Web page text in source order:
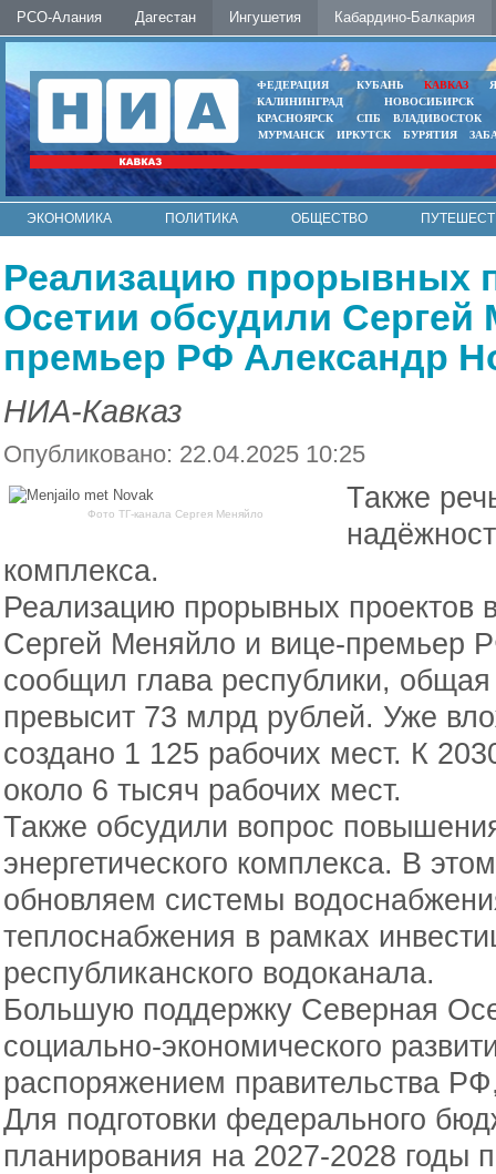
РСО-Алания Дагестан Ингушетия Кабардино-Балкария
ФЕДЕРАЦИЯ КУБАНЬ КАВКАЗ
КАЛИНИНГРАД
НОВОСИБИРСК
КРАСНОЯРСК
СПБ
ВЛАДИВОСТОК
МУРМАНСК
ИРКУТСК БУРЯТИЯ
ЭКОНОМИКА ПОЛИТИКА ОБЩЕСТВО
Реализацию прорывных
Осетии обсудили Сергей
премьер РФ Александр
НИА-Кавказ
Опубликовано: 22.04.2025 10:25
Фото ТГ-канала Сергея Меняйло
Также
комплекса.
Реализацию прорывных проектов
Сергей Меняйло и вице-премьер
сообщил глава республики, общая
превысит 73 млрд рублей. Уже
создано 1 125 рабочих мест. К
около 6 тысяч рабочих мест.
Также обсудили вопрос
энергетического комплекса. В
обновляем системы
теплоснабжения в рамках
республиканского водоканала.
Большую поддержку Северная
социально-экономического
распоряжением правительства
Для подготовки федерального
планирования на 2027-2028 годы